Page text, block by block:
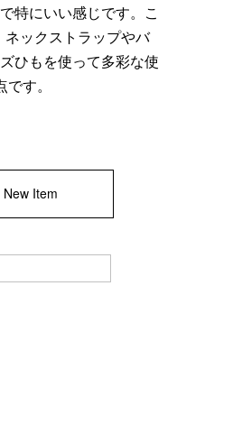
特にいい感じです。こ
ックストラップやバ
ひもを使って多彩な使
す。
New Item